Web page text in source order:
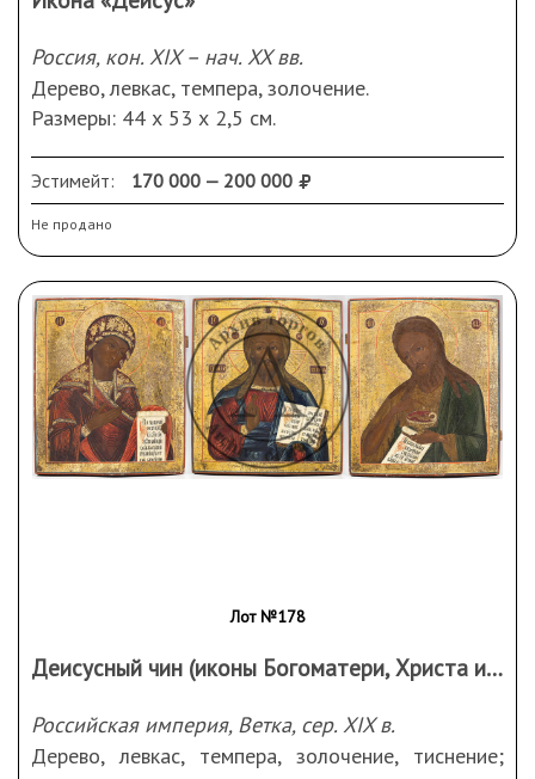
Россия, кон. XIX – нач. XX вв.
Дерево, левкас, темпера, золочение.
Размеры: 44 х 53 х 2,5 см.
вмешательства, небольшая трещина.
На иконе представлены образы Христа (Господь
Вседержитель), Богородицы, Иоанна Предтечи,
У Христа текст из Евангелия от Матфея (Мф.
11:28–29): «Придите ко Мне все труждающиеся
и обремененные, и Я успокою вас; возьмите иго
Мое на себя».
У Богоматери: «Владыко Многомилостиве,
Господи Иисусе Христе, Сыне и Боже Мой, услыши
молитву Матери Твоея».
Эстимейт: 170 000 — 200 000
Не продано
Лот №178
Деисусный чин (иконы Богоматери, Христа и Иоанна Предтечи)
Российская империя, Ветка, сер. XIX в.
Дерево, левкас, темпера, золочение, тиснение;